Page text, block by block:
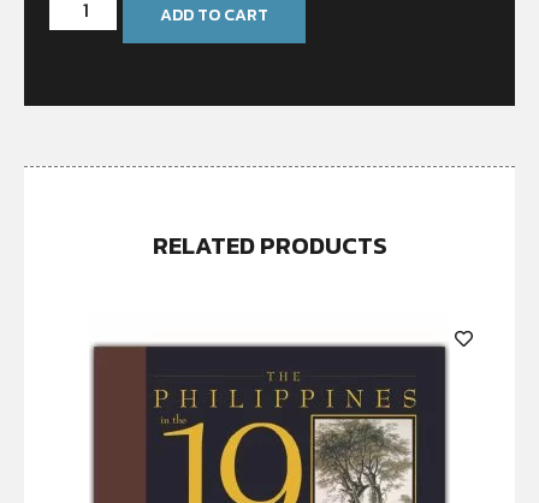
ADD TO CART
RELATED PRODUCTS